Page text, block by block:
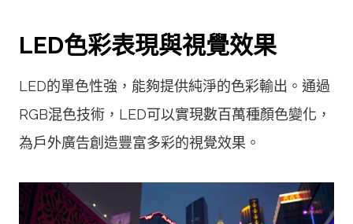
LED色彩表現與視覺效果
LED的單色性強，能夠提供純淨的色彩輸出。通過
RGB混色技術，LED可以實現數百萬種顏色變化，
為戶外廣告創造豐富多彩的視覺效果。